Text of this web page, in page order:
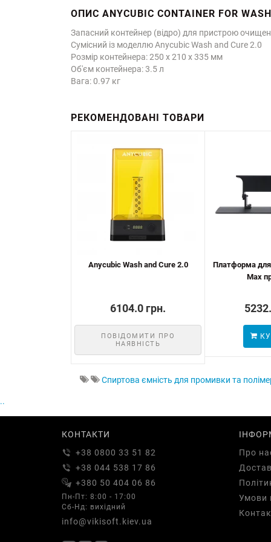
ОПИС ANYCUBIC CONTAINER FOR
Запасний контейнер (відро) для пристрою
Сумісний із моделлю Anycubic Wash and Cure 2.0
Розмір контейнера: 250 х 210 х 335 мм
Об'єм контейнера: 3.5 л
Вага: 0.97 кг
РЕКОМЕНДОВАНІ ТОВАРИ
Anycubic Wash and Cure 2.0
6104.0 грн.
ПОВІДОМИТИ ПРО
НАЯВНІСТЬ
Платформа для
Max
Спиртова ємність для промивки та
..
КОНТАКТИ
+38 0800 33 51 82
+38 044 538 17 86
+380 50 404 06 86
Пн-Пт: 8:00 - 17:00
Сб-Нд: вихідний
info@vikisoft.kiev.ua
Про
Умови